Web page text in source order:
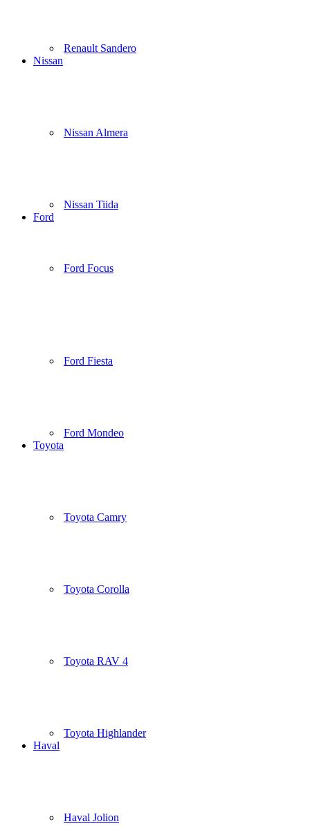
Renault Sandero
Nissan
Nissan Almera
Nissan Tiida
Ford
Ford Focus
Ford Fiesta
Ford Mondeo
Toyota
Toyota Camry
Toyota Corolla
Toyota RAV 4
Toyota Highlander
Haval
Haval Jolion